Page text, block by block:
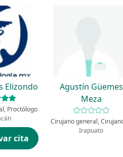
Elizondo
Proctólogo
cita
Agustín Güemes
Meza
Irapuato